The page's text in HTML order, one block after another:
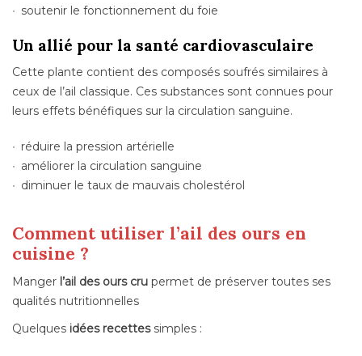
soutenir le fonctionnement du foie
Un allié pour la santé cardiovasculaire
Cette plante contient des composés soufrés similaires à
ceux de l’ail classique. Ces substances sont connues pour
leurs effets bénéfiques sur la circulation sanguine.
réduire la pression artérielle
améliorer la circulation sanguine
diminuer le taux de mauvais cholestérol
Comment utiliser l’ail des ours en
cuisine ?
Manger l’ail des ours cru permet de préserver toutes ses
qualités nutritionnelles
Quelques idées recettessimples :